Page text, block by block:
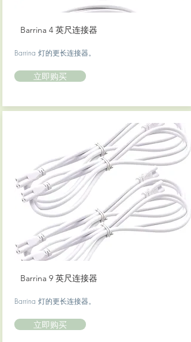
Barrina 4 英尺连接器
Barrina 灯的更长连接器。
立即购买
Barrina 9 英尺连接器
Barrina 灯的更长连接器。
立即购买